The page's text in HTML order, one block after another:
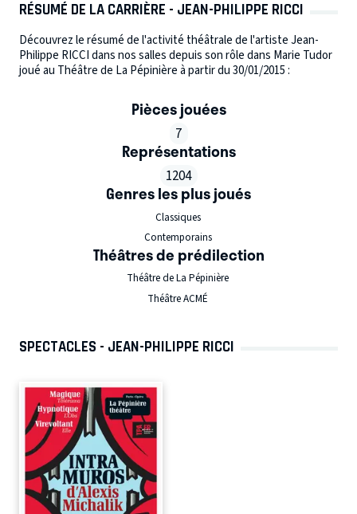
RÉSUMÉ DE LA CARRIÈRE - JEAN-PHILIPPE RICCI
Découvrez le résumé de l'activité théâtrale de l'artiste Jean-
Philippe RICCI dans nos salles depuis son rôle dans Marie Tudor
joué au Théâtre de La Pépinière à partir du 30/01/2015 :
Pièces jouées
7
Représentations
1204
Genres les plus joués
Classiques
Contemporains
Théâtres de prédilection
Théâtre de La Pépinière
Théâtre ACMÉ
SPECTACLES - JEAN-PHILIPPE RICCI